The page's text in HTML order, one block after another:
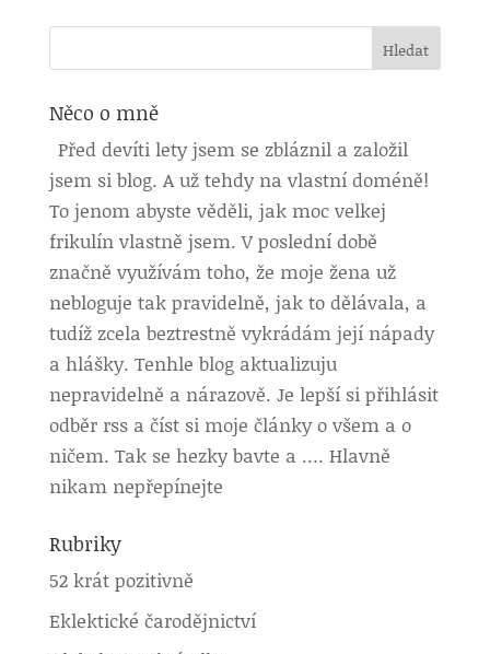
Něco o mně
Před devíti lety jsem se zbláznil a založil
jsem si blog. A už tehdy na vlastní doméně!
To jenom abyste věděli, jak moc velkej
frikulín vlastně jsem. V poslední době
značně využívám toho, že moje žena už
nebloguje tak pravidelně, jak to dělávala, a
tudíž zcela beztrestně vykrádám její nápady
a hlášky. Tenhle blog aktualizuju
nepravidelně a nárazově. Je lepší si přihlásit
odběr rss a číst si moje články o všem a o
ničem. Tak se hezky bavte a …. Hlavně
nikam nepřepínejte
Rubriky
52 krát pozitivně
Eklektické čarodějnictví